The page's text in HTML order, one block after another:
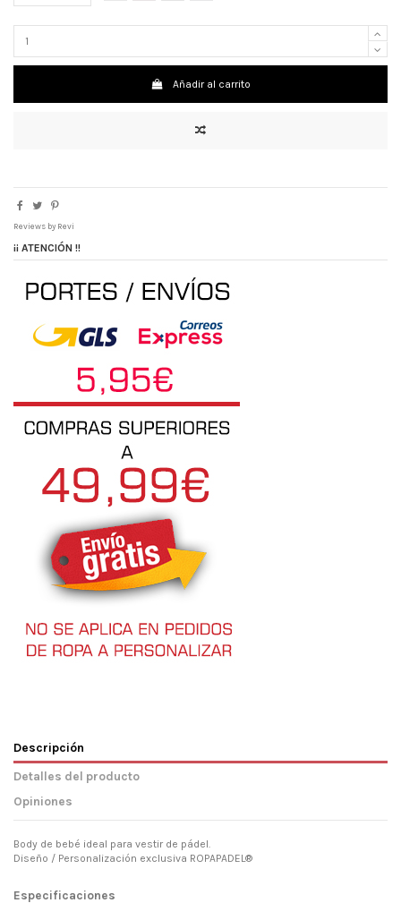
Añadir al carrito
Reviews by Revi
¡¡ ATENCIÓN !!
Descripción
Detalles del producto
Opiniones
Body de bebé ideal para vestir de pádel.
Diseño / Personalización exclusiva ROPAPADEL®
Especificaciones